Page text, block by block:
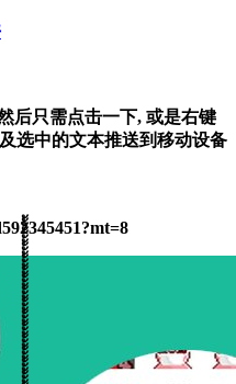
后只需点击一下, 或是右键
选中的文本推送到移动设备